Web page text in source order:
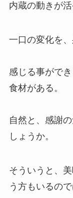
内蔵の動きが
一口の変化を
感じる事がで
食材がある。
自然と、感謝
しょうか。
そういうと、
う方もいるの